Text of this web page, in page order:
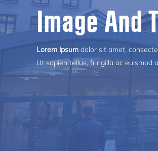
Image And
Lorem Ipsum dolor sit amet,
Ut sapien tellus, fringilla ac euismod